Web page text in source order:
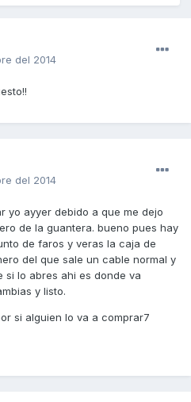
del 2014
del 2014
yo ayyer debido a que me dejo
de la guantera. bueno pues hay
de faros y veras la caja de
del que sale un cable normal y
lo abres ahi es donde va
y listo.
si alguien lo va a comprar7